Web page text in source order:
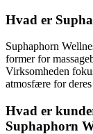
Hvad er
Suphaphorn
former for
Virksomheden
atmosfære for
Hvad er
Suphaphorn